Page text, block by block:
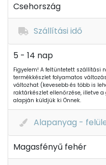
Csehország
Szállítási idő
5 - 14 nap
Figyelem! A feltüntetett szállítási
termékkészlet folyamatos
változhat (kevesebb és több is
raktárkészlet ellenőrzése, illetve
alapján küldjük ki Önnek.
Alapanyag -
Magasfényű fehér